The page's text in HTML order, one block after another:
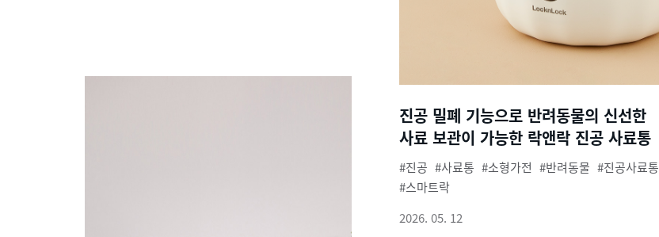
진공 밀폐 기능으로 반려동물의 신선한
사료 보관이 가능한 락앤락 진공 사료통
진공 사료통 소형가전 반려동물
진공사료통
스마트락
2026. 05. 12